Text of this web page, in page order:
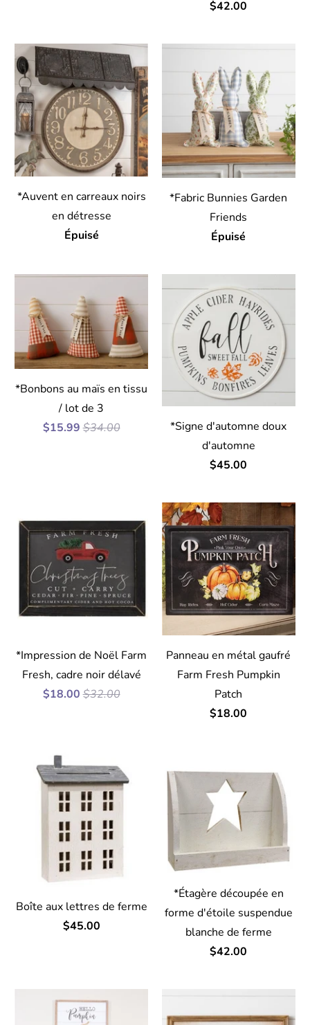
$42.00
*Auvent en carreaux noirs
en détresse
Épuisé
*Fabric Bunnies Garden
Friends
Épuisé
*Bonbons au maïs en tissu
/ lot de 3
$15.99$34.00
*Signe d'automne doux
d'automne
$45.00
*Impression de Noël Farm
Fresh, cadre noir délavé
$18.00$32.00
Panneau en métal gaufré
Farm Fresh Pumpkin
Patch
$18.00
Boîte aux lettres de ferme
$45.00
*Étagère découpée en
forme d'étoile suspendue
blanche de ferme
$42.00